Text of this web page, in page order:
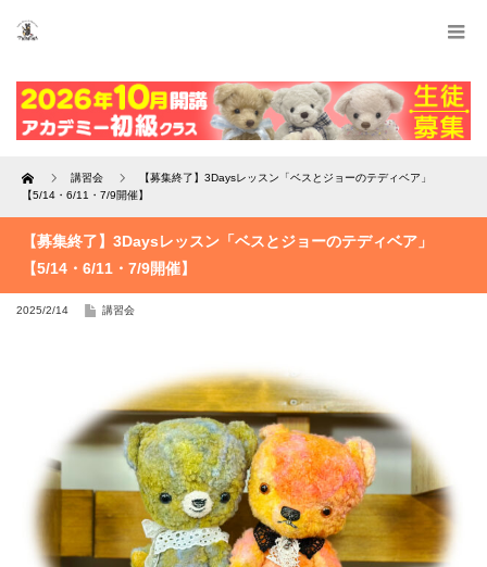
Home 講習会
【募集終了】3Daysレッスン「ベスとジョーのテディベア」
【5/14・6/11・7/9開催】
【募集終了】3Daysレッスン「ベスとジョーのテディベア」
【5/14・6/11・7/9開催】
2025/2/14 講習会